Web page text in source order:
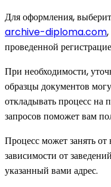
Для оформления,
archive-diploma.com,
проведенной
При необходимости,
образцы документов
откладывать процесс на
запросов поможет вам
Процесс может занять от
зависимости от
указанный вами адрес.